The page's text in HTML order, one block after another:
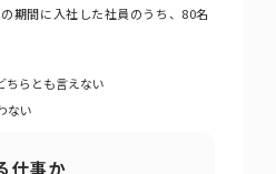
期間に入社した社員のうち、80名
ちらとも言えない
ない
仕事か